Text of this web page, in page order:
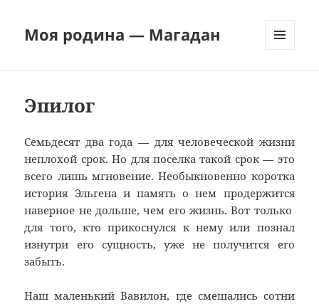
Моя родина — Магадан
Эпилог
Семьдесят два года — для человеческой жизни
неплохой срок. Но для поселка такой срок — это
всего лишь мгновение. Необыкновенно коротка
история Эльгена и память о нем продержится
наверное не дольше, чем его жизнь. Вот только
для того, кто прикоснулся к нему или познал
изнутри его сущность, уже не получится его
забыть.
Наш маленький Вавилон, где смешались сотни